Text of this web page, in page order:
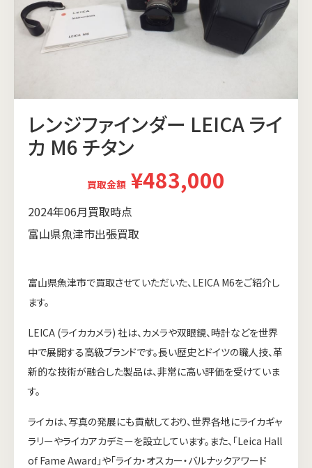
レンジファインダー LEICA ライ
カ M6 チタン
買取金額 ¥483,000
2024年06月買取時点
富山県魚津市出張買取
富山県魚津市で買取させていただいた、LEICA M6をご紹介し
ます。
LEICA (ライカカメラ) 社は、カメラや双眼鏡、時計などを世界
中で展開する高級ブランドです。長い歴史とドイツの職人技、革
新的な技術が融合した製品は、非常に高い評価を受けていま
す。
ライカは、写真の発展にも貢献しており、世界各地にライカギャ
ラリーやライカアカデミーを設立しています。また、「Leica Hall
of Fame Award」や「ライカ・オスカー・バルナックアワード